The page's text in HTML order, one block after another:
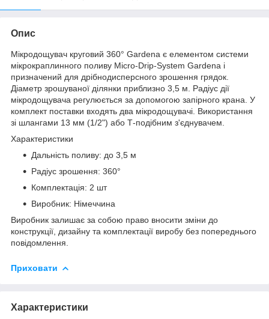
Опис
Мікродощувач круговий 360° Gardena є елементом системи
мікрокраплинного поливу Micro-Drip-System Gardena і
призначений для дрібнодисперсного зрошення грядок.
Діаметр зрошуваної ділянки приблизно 3,5 м. Радіус дії
мікродощувача регулюється за допомогою запірного крана. У
комплект поставки входять два мікродощувачі. Використання
зі шлангами 13 мм (1/2") або Т-подібним з'єднувачем.
Характеристики
Дальність поливу: до 3,5 м
Радіус зрошення: 360°
Комплектація: 2 шт
Виробник: Німеччина
Виробник залишає за собою право вносити зміни до
конструкції, дизайну та комплектації виробу без попереднього
повідомлення.
Приховати
Характеристики